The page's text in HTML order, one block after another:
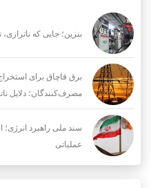
بنزین؛ جایی که
برق قاچاق برای
مصرف‌کنندگان؛ دلایل
سند ملی راهبرد
عملیاتی